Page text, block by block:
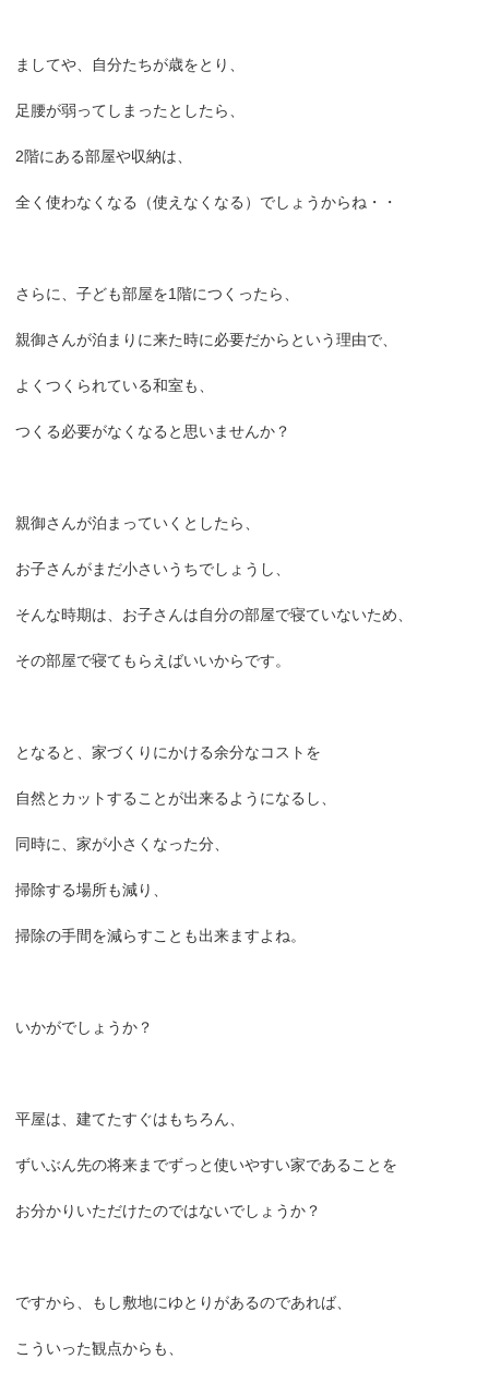
ましてや、自分たちが歳をとり、
足腰が弱ってしまったとしたら、
2階にある部屋や収納は、
全く使わなくなる（使えなくなる）でしょうからね・・
さらに、子ども部屋を1階につくったら、
親御さんが泊まりに来た時に必要だからという理由で、
よくつくられている和室も、
つくる必要がなくなると思いませんか？
親御さんが泊まっていくとしたら、
お子さんがまだ小さいうちでしょうし、
そんな時期は、お子さんは自分の部屋で寝ていないため、
その部屋で寝てもらえばいいからです。
となると、家づくりにかける余分なコストを
自然とカットすることが出来るようになるし、
同時に、家が小さくなった分、
掃除する場所も減り、
掃除の手間を減らすことも出来ますよね。
いかがでしょうか？
平屋は、建てたすぐはもちろん、
ずいぶん先の将来までずっと使いやすい家であることを
お分かりいただけたのではないでしょうか？
ですから、もし敷地にゆとりがあるのであれば、
こういった観点からも、